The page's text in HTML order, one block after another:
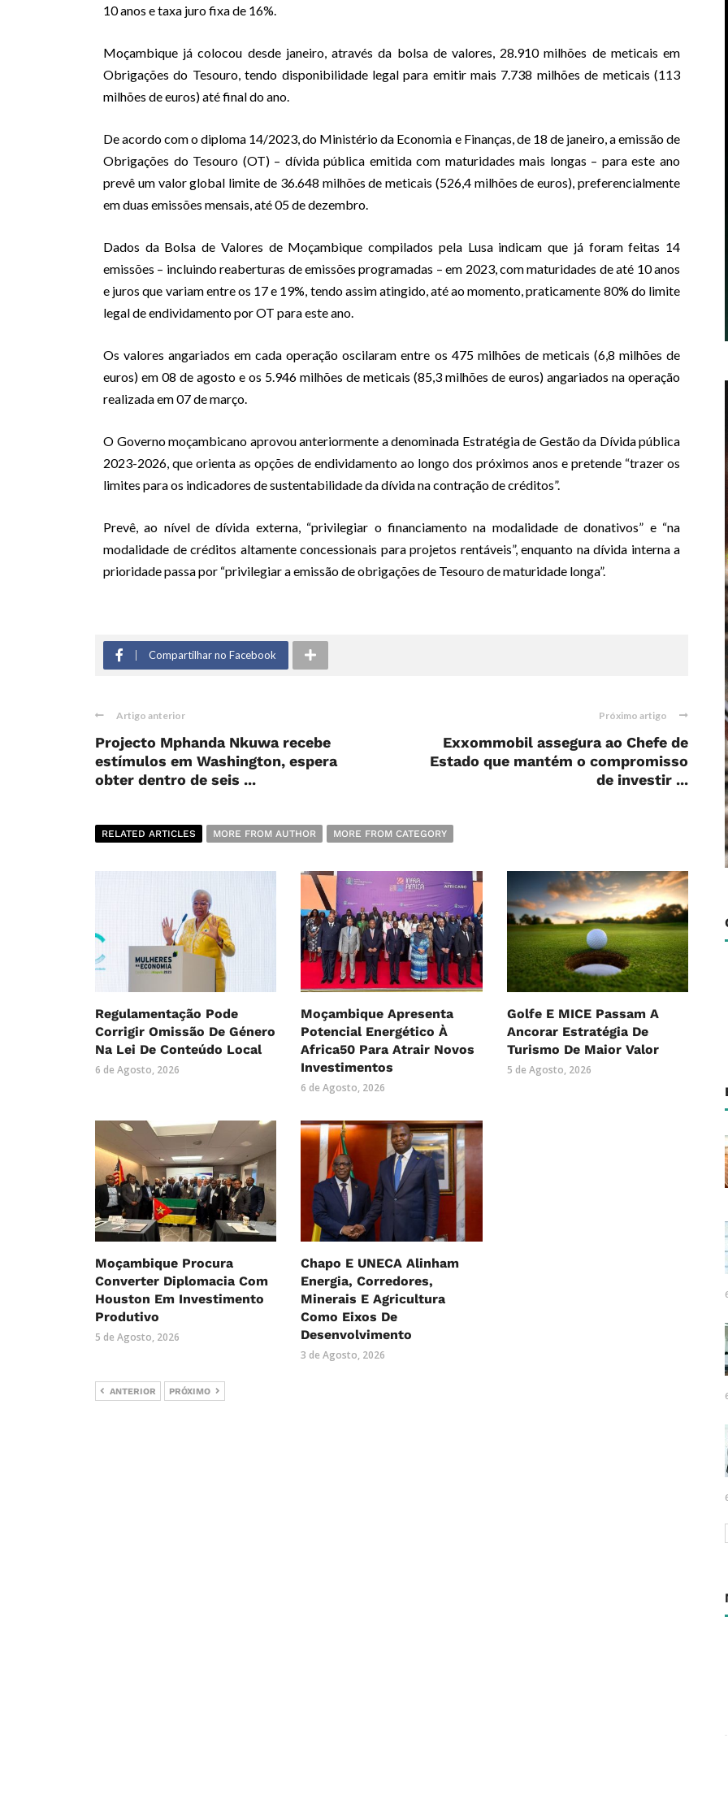
10 anos e taxa juro fixa de 16%.
Moçambique já colocou desde janeiro, através da bolsa de valores, 28.910 milhões de meticais em
Obrigações do Tesouro, tendo disponibilidade legal para emitir mais 7.738 milhões de meticais (113
milhões de euros) até final do ano.
De acordo com o diploma 14/2023, do Ministério da Economia e Finanças, de 18 de janeiro, a emissão de
Obrigações do Tesouro (OT) – dívida pública emitida com maturidades mais longas – para este ano
prevê um valor global limite de 36.648 milhões de meticais (526,4 milhões de euros), preferencialmente
em duas emissões mensais, até 05 de dezembro.
Dados da Bolsa de Valores de Moçambique compilados pela Lusa indicam que já foram feitas 14
emissões – incluindo reaberturas de emissões programadas – em 2023, com maturidades de até 10 anos
e juros que variam entre os 17 e 19%, tendo assim atingido, até ao momento, praticamente 80% do limite
legal de endividamento por OT para este ano.
Os valores angariados em cada operação oscilaram entre os 475 milhões de meticais (6,8 milhões de
euros) em 08 de agosto e os 5.946 milhões de meticais (85,3 milhões de euros) angariados na operação
realizada em 07 de março.
O Governo moçambicano aprovou anteriormente a denominada Estratégia de Gestão da Dívida pública
2023-2026, que orienta as opções de endividamento ao longo dos próximos anos e pretende “trazer os
limites para os indicadores de sustentabilidade da dívida na contração de créditos”.
Prevê, ao nível de dívida externa, “privilegiar o financiamento na modalidade de donativos” e “na
modalidade de créditos altamente concessionais para projetos rentáveis”, enquanto na dívida interna a
prioridade passa por “privilegiar a emissão de obrigações de Tesouro de maturidade longa”.
Compartilhar no Facebook
Artigo anterior
Projecto Mphanda Nkuwa recebe
estímulos em Washington, espera
obter dentro de seis ...
Próximo artigo
Exxommobil assegura ao Chefe de
Estado que mantém o compromisso
de investir ...
RELATED ARTICLES MORE FROM AUTHOR MORE FROM CATEGORY
Regulamentação Pode
Corrigir Omissão De Género
Na Lei De Conteúdo Local
6 de Agosto, 2026
Moçambique Apresenta
Potencial Energético À
Africa50 Para Atrair Novos
Investimentos
6 de Agosto, 2026
Golfe E MICE Passam A
Ancorar Estratégia De
Turismo De Maior Valor
5 de Agosto, 2026
Moçambique Procura
Converter Diplomacia Com
Houston Em Investimento
Produtivo
5 de Agosto, 2026
Chapo E UNECA Alinham
Energia, Corredores,
Minerais E Agricultura
Como Eixos De
Desenvolvimento
3 de Agosto, 2026
ANTERIOR PRÓXIMO